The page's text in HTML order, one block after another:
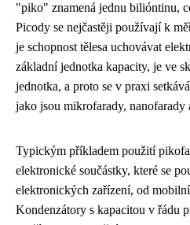
"piko" znamená jednu bilióntinu,
Picody se nejčastěji používají k
je schopnost tělesa uchovávat
základní jednotka kapacity, je ve
jednotka, a proto se v praxi
jako jsou mikrofarady, nanofarady
Typickým příkladem použití
elektronické součástky, které se
elektronických zařízení, od
Kondenzátory s kapacitou v řádu